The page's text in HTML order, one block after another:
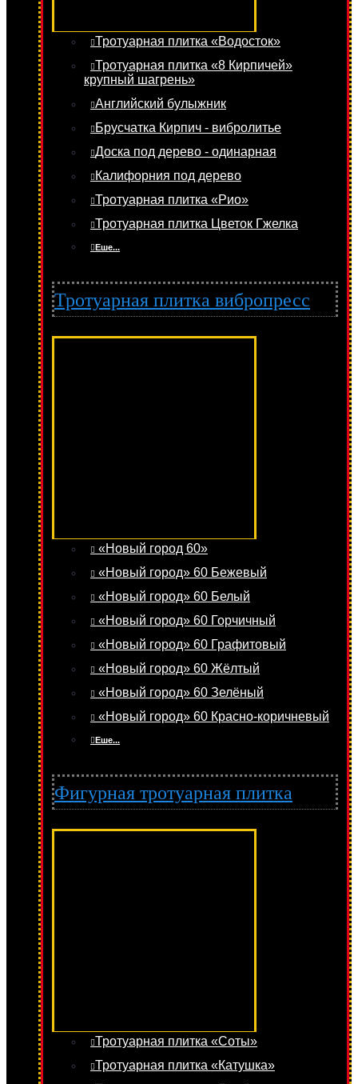
Тротуарная плитка «Водосток»
Тротуарная плитка «8 Кирпичей»
крупный шагрень»
Английский булыжник
Брусчатка Кирпич - вибролитье
Доска под дерево - одинарная
Калифорния под дерево
Тротуарная плитка «Рио»
Тротуарная плитка Цветок Гжелка
Еше...
Тротуарная плитка вибропресс
«Новый город 60»
«Новый город» 60 Бежевый
«Новый город» 60 Белый
«Новый город» 60 Горчичный
«Новый город» 60 Графитовый
«Новый город» 60 Жёлтый
«Новый город» 60 Зелёный
«Новый город» 60 Красно-коричневый
Еше...
Фигурная тротуарная плитка
Тротуарная плитка «Соты»
Тротуарная плитка «Катушка»